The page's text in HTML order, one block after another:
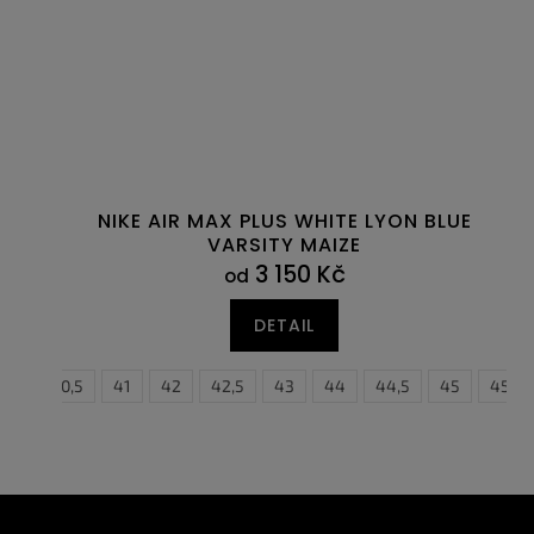
NIKE AIR MAX PLUS WHITE LYON BLUE
VARSITY MAIZE
od 3 150 Kč
DETAIL
40,5 41 42 42,5 43 44 44,5 45 45,5
Z